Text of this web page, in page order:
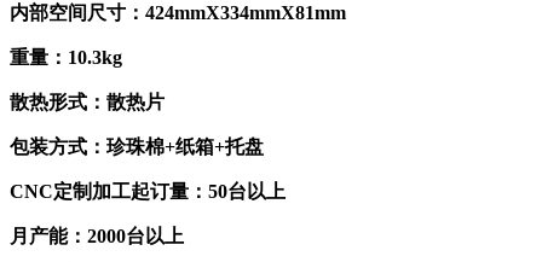
内部空间尺寸：424mmX334mmX81mm
重量：10.3kg
散热形式：散热片
包装方式：珍珠棉+纸箱+托盘
CNC定制加工起订量：50台以上
月产能：2000台以上